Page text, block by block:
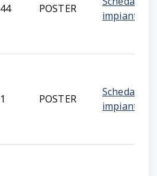
POSTER
impianto
POSTER
Scheda
impianto